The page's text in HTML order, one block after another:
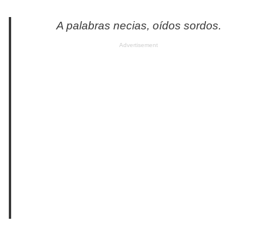
A palabras necias, oídos sordos.
Advertisement